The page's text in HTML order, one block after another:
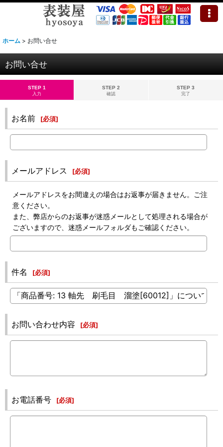
ホーム > お問い合せ
お問い合せ
STEP 1
入力
STEP 2
確認
STEP 3
完了
お名前 [必須]
メールアドレス [必須]
メールアドレスをお間違えの場合はお返事が届きません。ご注
意ください。
また、弊店からのお返事が迷惑メールとして処理される場合が
ございますので、迷惑メールフォルダもご確認ください。
件名 [必須]
お問い合わせ内容 [必須]
お電話番号 [必須]